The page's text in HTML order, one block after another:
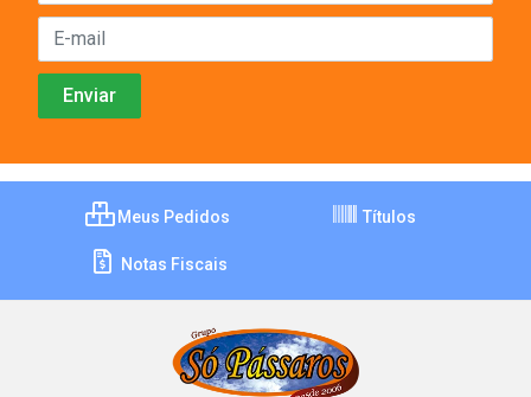
Meus Pedidos Títulos
Notas Fiscais